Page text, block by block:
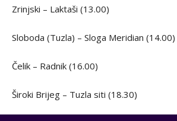
Zrinjski – Laktaši (13.00)
Sloboda (Tuzla) – Sloga Meridian (14.00)
Čelik – Radnik (16.00)
Široki Brijeg – Tuzla siti (18.30)